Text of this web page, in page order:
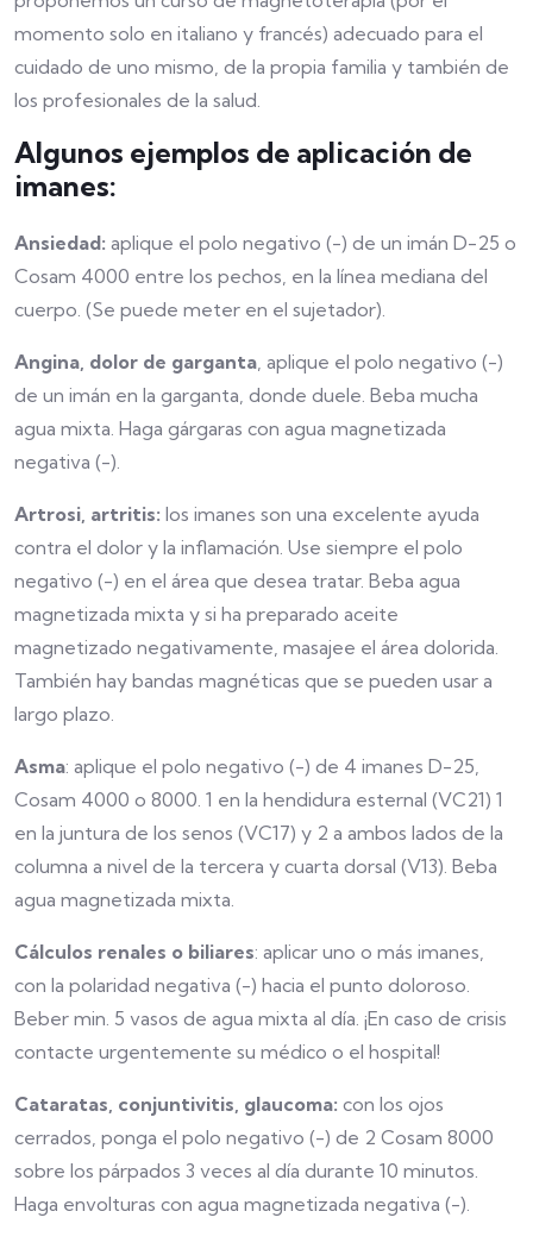
momento solo en italiano y francés) adecuado para el
cuidado de uno mismo, de la propia familia y también de
los profesionales de la salud.
Algunos ejemplos de aplicación de
imanes:
Ansiedad: aplique el polo negativo (-) de un imán D-25 o
Cosam 4000 entre los pechos, en la línea mediana del
cuerpo. (Se puede meter en el sujetador).
Angina, dolor de garganta, aplique el polo negativo (-)
de un imán en la garganta, donde duele. Beba mucha
agua mixta. Haga gárgaras con agua magnetizada
negativa (-).
Artrosi, artritis: los imanes son una excelente ayuda
contra el dolor y la inflamación. Use siempre el polo
negativo (-) en el área que desea tratar. Beba agua
magnetizada mixta y si ha preparado aceite
magnetizado negativamente, masajee el área dolorida.
También hay bandas magnéticas que se pueden usar a
largo plazo.
Asma: aplique el polo negativo (-) de 4 imanes D-25,
Cosam 4000 o 8000. 1 en la hendidura esternal (VC21) 1
en la juntura de los senos (VC17) y 2 a ambos lados de la
columna a nivel de la tercera y cuarta dorsal (V13). Beba
agua magnetizada mixta.
Cálculos renales o biliares: aplicar uno o más imanes,
con la polaridad negativa (-) hacia el punto doloroso.
Beber min. 5 vasos de agua mixta al día. ¡En caso de crisis
contacte urgentemente su médico o el hospital!
Cataratas, conjuntivitis, glaucoma: con los ojos
cerrados, ponga el polo negativo (-) de 2 Cosam 8000
sobre los párpados 3 veces al día durante 10 minutos.
Haga envolturas con agua magnetizada negativa (-).